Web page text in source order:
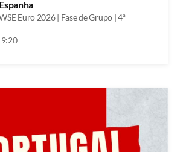
Espanha
Euro 2026 | Fase de Grupo | 4ª